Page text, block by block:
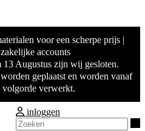
voor een scherpe prijs |
accounts
Augustus zijn wij gesloten.
geplaatst en worden vanaf
volgorde verwerkt.
inloggen